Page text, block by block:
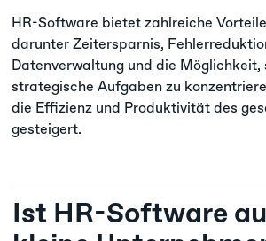
HR-Software bietet zahlreiche
darunter Zeitersparnis,
Datenverwaltung und die Möglichkeit,
strategische Aufgaben zu
die Effizienz und Produktivität des
gesteigert.
Ist HR-Software